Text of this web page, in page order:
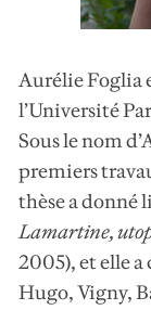
Aurélie Foglia
l’Université
Sous le nom
premiers
thèse a donné
Lamartine,
2005), et elle a
Hugo, Vigny,